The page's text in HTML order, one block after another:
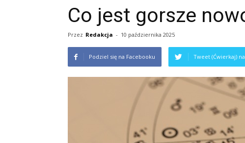
Co jest gorsze
Przez Redakcja - 10 października 2025
Podziel się na Facebooku Tweet (Ćwierkaj)